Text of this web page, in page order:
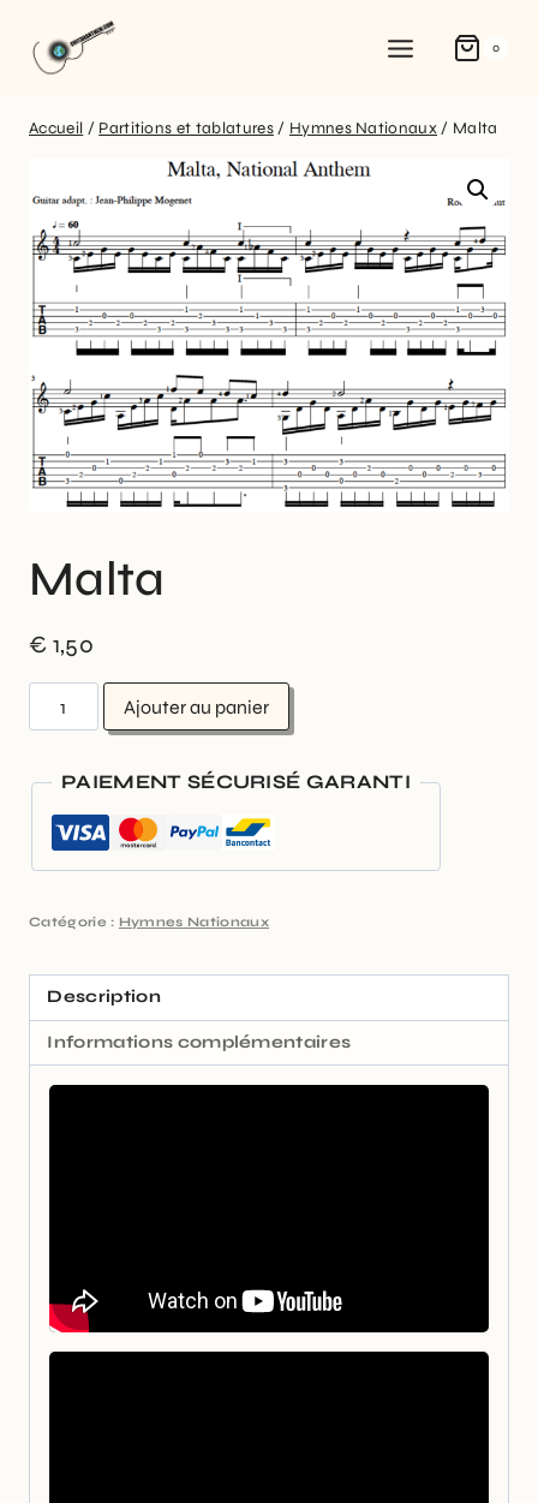
0
Accueil / Partitions et tablatures / Hymnes Nationaux / Malta
Malta
€ 1,50
Ajouter au panier
PAIEMENT SÉCURISÉ GARANTI
Catégorie : Hymnes Nationaux
Description
Informations complémentaires